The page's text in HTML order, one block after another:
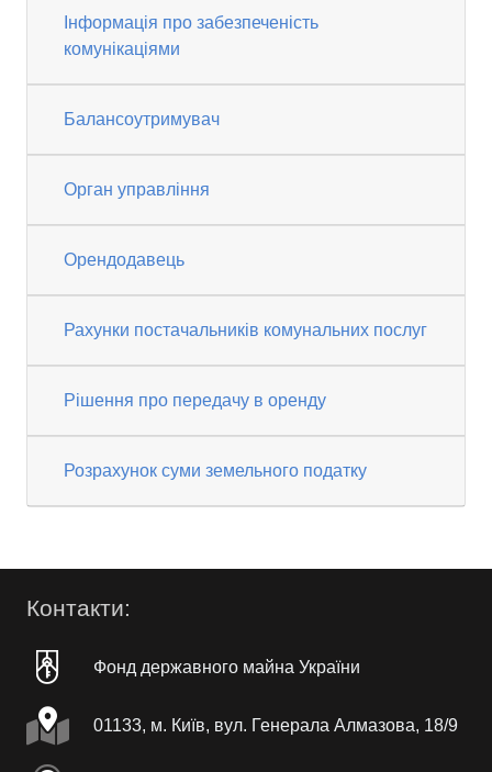
Інформація про забезпеченість
комунікаціями
Балансоутримувач
Орган управління
Орендодавець
Рахунки постачальників комунальних послуг
Рішення про передачу в оренду
Розрахунок суми земельного податку
Контакти:
Фонд державного майна України
01133, м. Київ, вул. Генерала Алмазова, 18/9